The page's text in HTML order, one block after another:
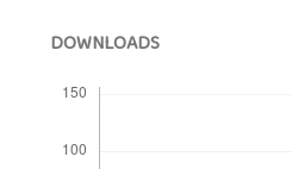
DOWNLOADS